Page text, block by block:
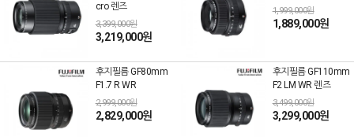
cro 렌즈
3,399,000원
3,219,000원
1,999,000원
1,889,000원
후지필름 GF80mm
F1.7 R WR
2,999,000원
2,829,000원
후지필름 GF110mm
F2 LM WR 렌즈
3,499,000원
3,299,000원